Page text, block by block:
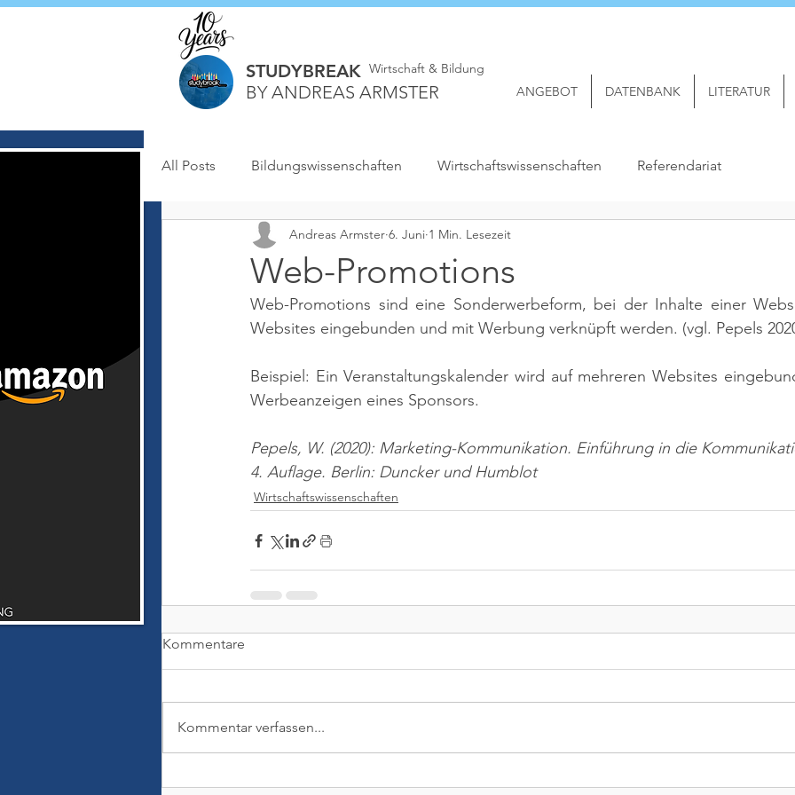
STUDYBREAK
BY ANDREAS ARMSTER
Wirtschaft & Bildung
ANGEBOT DATENBANK LITERATUR
All Posts Bildungswissenschaften Wirtschaftswissenschaften Referendariat
Web-Promotions
Andreas Armster 6. Juni 1 Min. Lesezeit
Web-Promotions sind eine Sonderwerbeform, bei der Inhalte einer
Websites eingebunden und mit Werbung verknüpft werden. (vgl. Pepels
Beispiel: Ein Veranstaltungskalender wird auf mehreren Websites
Werbeanzeigen eines Sponsors.
Pepels, W. (2020): Marketing-Kommunikation. Einführung in die
4. Auflage. Berlin: Duncker und Humblot
Wirtschaftswissenschaften
Kommentare
Kommentar verfassen...